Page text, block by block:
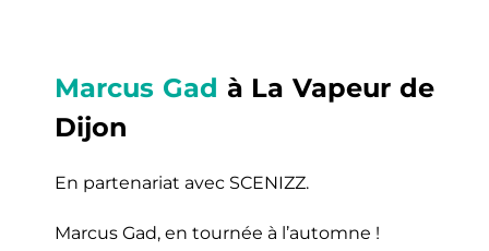
Marcus Gad à La Vapeur de
Dijon
En partenariat avec SCENIZZ.
Marcus Gad, en tournée à l’automne !